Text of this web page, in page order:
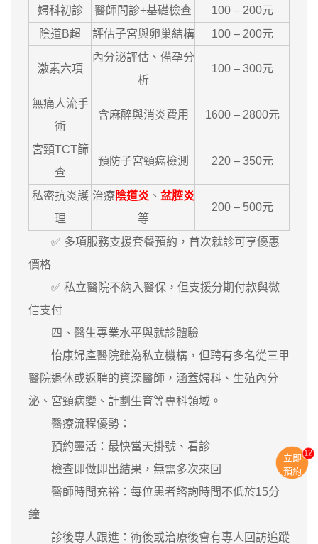
婦科初診 醫師問診+基礎檢查
100 – 200元
陰道B超
評估子宮與卵巢結構 100 – 200元
激素六項
內分泌評估、備孕分
析
100 – 300元
無痛人流手
術
含麻醉與消炎費用 1600 – 2800元
宮頸TCT篩
查
預防子宮頸癌檢測 220 – 350元
私密抗炎護
理
治療陰道炎 、 盆腔炎
等
200 – 500元
✅ 多項服務支援套餐預約，首次就診可享優惠
價格
✅ 私立醫院不納入醫保，但支援分期付款與微
信支付
四、醫生專業水平與就診體驗
怡康婦產醫院雖為私立機構，但聘有多名從三甲
醫院退休或返聘的資深醫師，涵蓋婦科、生殖內分
泌、宮頸病變、計劃生育等專科領域。
醫療流程優勢：
預約靈活：最快當天掛號、看診
檢查即做即出結果，無需多次來回
醫師時間充裕：每位患者諮詢時間不低於15分
鐘
診後專人跟進：術後或治療後會有專人回訪追蹤
立即
預約
11